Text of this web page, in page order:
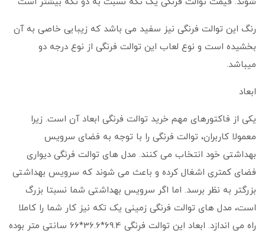
رنگ این توالت فرنگی نیز سفید می باشد که زیبایی خاصی به آن
بخشیده است و نوع لعاب این توالت فرنگی از نوع درجه دو
میباشد.
ابعاد
یکی از فاکتورهای مهم خرید توالت فرنگی ابعاد آن است. زیرا
معمولا کاربران، توالت فرنگی را با توجه به فضای سرویس
بهداشتی خود انتخاب می کنند. مدل های توالت فرنگی دیواری
فضای کمتری اشغال کرده و باعث می شوند که سرویس بهداشتی
بزرگتر به نظر برسد. اما اگر سرویس بهداشتی شما نسبتا بزرگ
است، مدل های توالت فرنگی زمینی یک تکه نیز کار شما را کاملا
راه می اندازد. ابعاد این توالت فرنگی 69.4*36.6*66 سانتی متر بوده